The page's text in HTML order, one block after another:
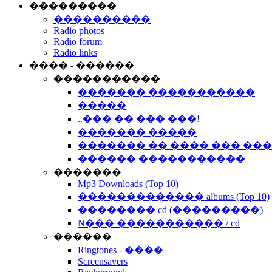
���������
����������
Radio photos
Radio forum
Radio links
���� - ������
�����������
������� �����������
�����
..��� �� ��� ���!
������� �����
������� �� ���� ���
������ �����������
�������
Mp3 Downloads (Top 10)
������������� albums (Top 10)
�������� cd (���������)
N��� ����������� / cd
������
Ringtones - ����
Screensavers